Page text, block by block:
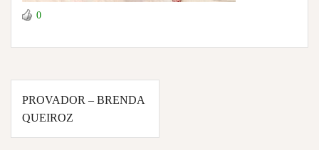
0
Navegação
de
Post
PROVADOR – BRENDA
QUEIROZ